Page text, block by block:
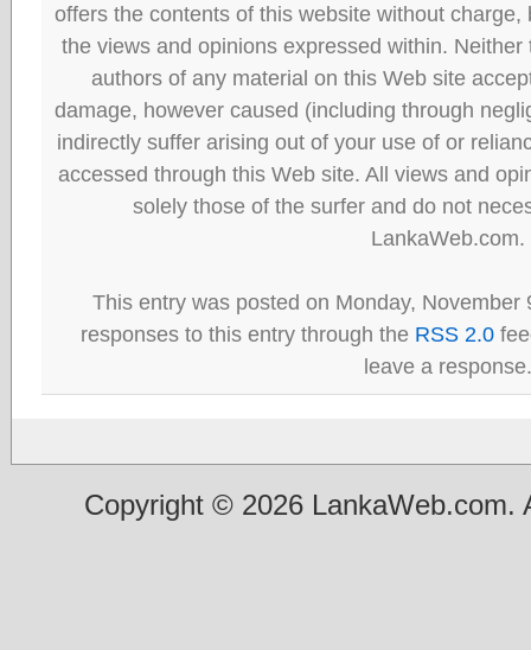
offers the contents of this website without
the views and opinions expressed within.
authors of any material on this Web site
damage, however caused (including through
indirectly suffer arising out of your use of or
accessed through this Web site. All views and
solely those of the surfer and do not
LankaWeb.com.
This entry was posted on Monday, November
responses to this entry through the RSS 2.0
leave a response.
Copyright © 2026 LankaWeb.com.